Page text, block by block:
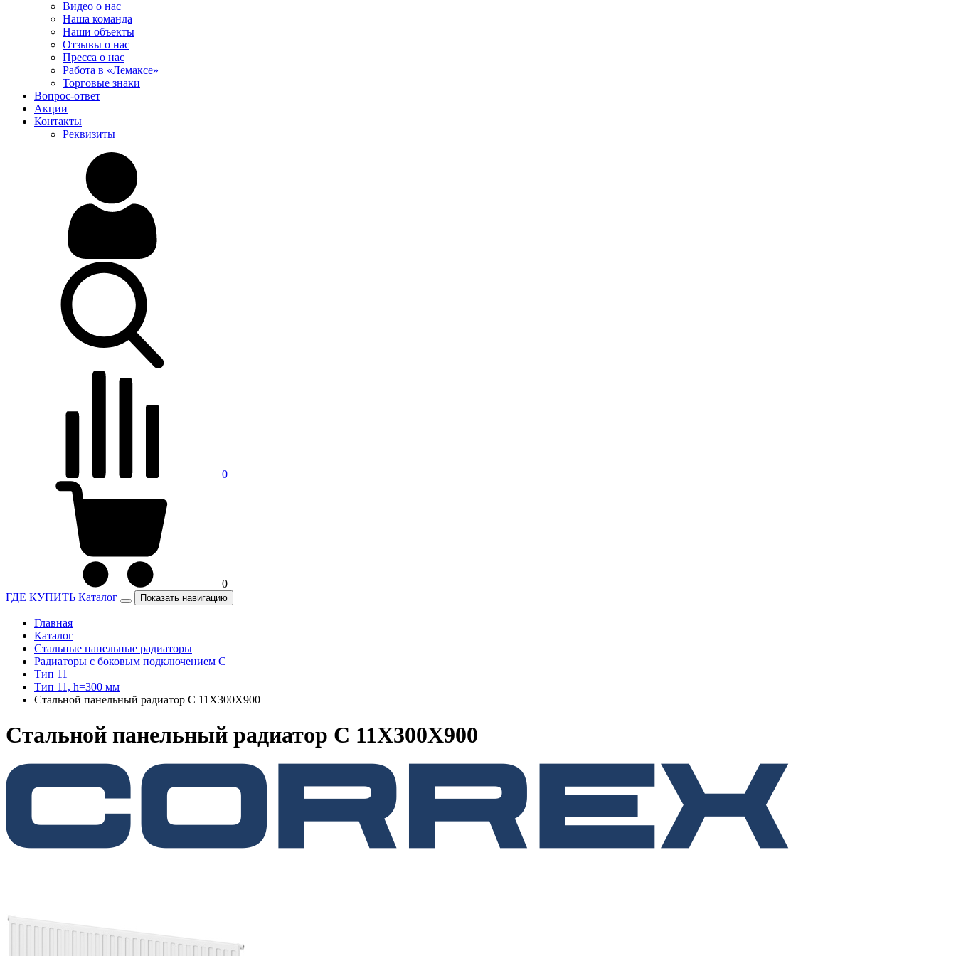
Видео о нас
Наша команда
Наши объекты
Отзывы о нас
Пресса о нас
Работа в «Лемаксе»
Торговые знаки
Вопрос-ответ
Акции
Контакты
Реквизиты
0
0
ГДЕ КУПИТЬ Каталог Показать навигацию
Главная
Каталог
Стальные панельные радиаторы
Радиаторы c боковым подключением C
Тип 11
Тип 11, h=300 мм
Стальной панельный радиатор C 11Х300Х900
Стальной панельный радиатор C 11Х300Х900